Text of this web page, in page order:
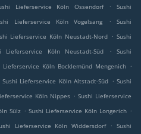
Lieferservice Köln Ossendorf .
Sushi
Lieferservice Köln Vogelsang .
Sushi
Lieferservice Köln Neustadt-Nord . Sushi
Lieferservice Köln Neustadt-Süd .
Sushi
Lieferservice Köln Bocklemünd Mengenich .
Sushi Lieferservice Köln Altstadt-Süd . Sushi
Köln Nippes . Sushi Lieferservice
Sülz . Sushi Lieferservice Köln Longerich .
Lieferservice Köln Widdersdorf . Sushi